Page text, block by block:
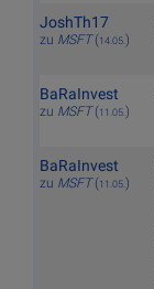
JoshTh17
zu MSFT( 14.05.)
BaRaInvest
zu MSFT( 11.05.)
BaRaInvest
zu MSFT( 11.05.)